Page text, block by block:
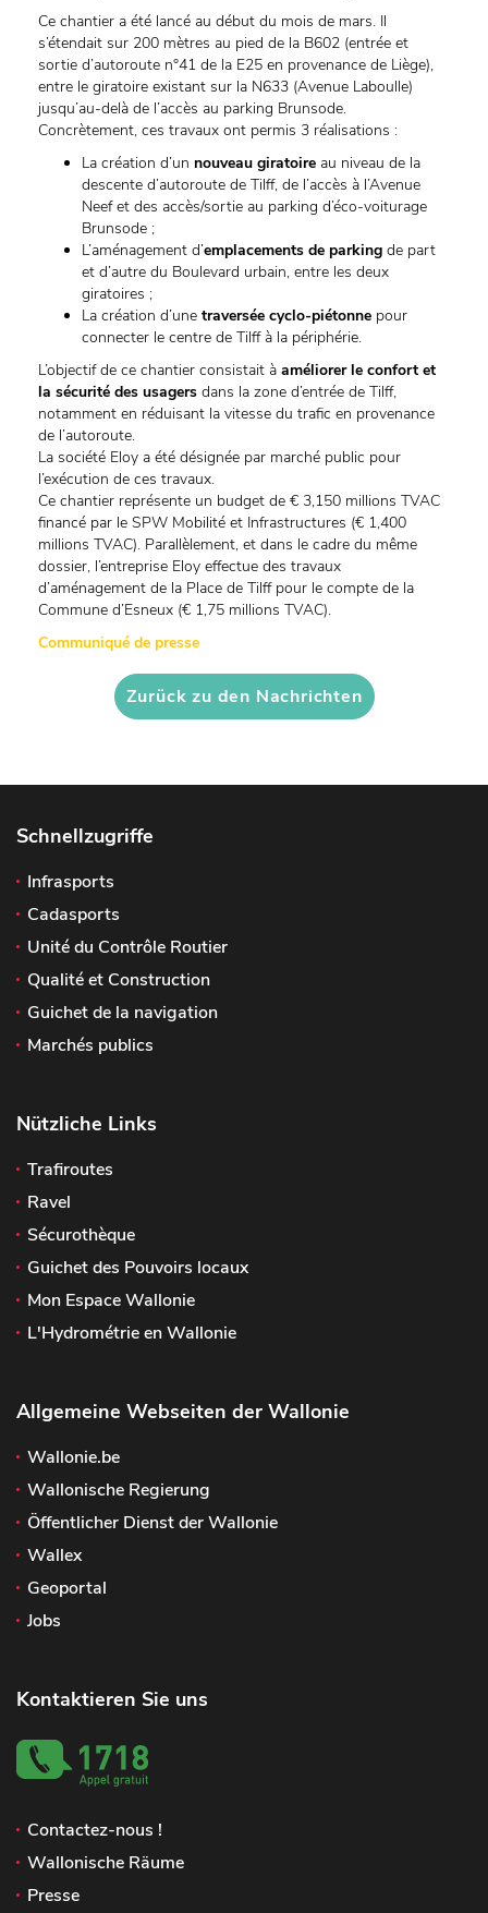
Ce chantier a été lancé au début du mois de mars. Il
s’étendait sur 200 mètres au pied de la B602 (entrée et
sortie d’autoroute n°41 de la E25 en provenance de Liège),
entre le giratoire existant sur la N633 (Avenue Laboulle)
jusqu’au-delà de l’accès au parking Brunsode.
Concrètement, ces travaux ont permis 3 réalisations :
La création d’un nouveau giratoire au niveau de la
descente d’autoroute de Tilff, de l’accès à l’Avenue
Neef et des accès/sortie au parking d’éco-voiturage
Brunsode ;
L’aménagement d’emplacements de parking de part
et d’autre du Boulevard urbain, entre les deux
giratoires ;
La création d’une traversée cyclo-piétonne pour
connecter le centre de Tilff à la périphérie.
L’objectif de ce chantier consistait à améliorer le confort et
la sécurité des usagers dans la zone d’entrée de Tilff,
notamment en réduisant la vitesse du trafic en provenance
de l’autoroute.
La société Eloy a été désignée par marché public pour
l’exécution de ces travaux.
Ce chantier représente un budget de € 3,150 millions TVAC
financé par le SPW Mobilité et Infrastructures (€ 1,400
millions TVAC). Parallèlement, et dans le cadre du même
dossier, l’entreprise Eloy effectue des travaux
d’aménagement de la Place de Tilff pour le compte de la
Commune d’Esneux (€ 1,75 millions TVAC).
Communiqué de presse
Zurück zu den Nachrichten
Schnellzugriffe
Infrasports
Cadasports
Unité du Contrôle Routier
Qualité et Construction
Guichet de la navigation
Marchés publics
Nützliche Links
Trafiroutes
Ravel
Sécurothèque
Guichet des Pouvoirs locaux
Mon Espace Wallonie
L'Hydrométrie en Wallonie
Allgemeine Webseiten der Wallonie
Wallonie.be
Wallonische Regierung
Öffentlicher Dienst der Wallonie
Wallex
Geoportal
Jobs
Kontaktieren Sie uns
Contactez-nous !
Wallonische Räume
Presse